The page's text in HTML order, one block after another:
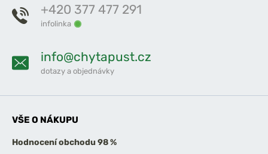
+420 377 477 291
infolinka
info@chytapust.cz
dotazy a objednávky
VŠE O NÁKUPU
Hodnocení obchodu 98 %